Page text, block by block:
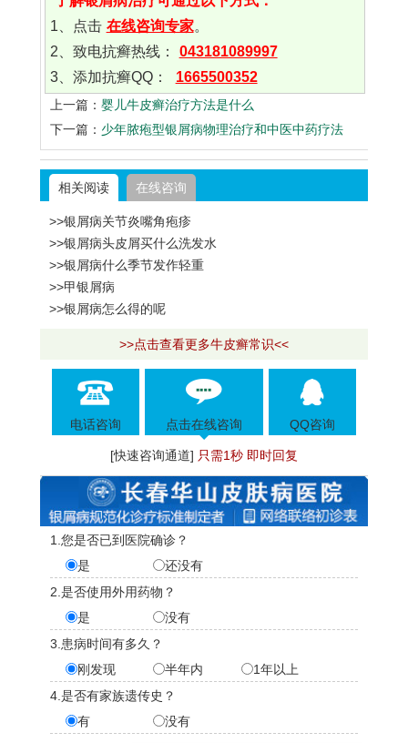
1、点击 在线咨询专家。
2、致电抗癣热线：
043181089997
3、添加抗癣QQ：
1665500352
上一篇： 婴儿牛皮癣治疗方法是什么
下一篇： 少年脓疱型银屑病物理治疗和中医中药疗法
相关阅读 在线咨询
>>银屑病关节炎嘴角疱疹
>>银屑病头皮屑买什么洗发水
>>银屑病什么季节发作轻重
>>甲银屑病
>>银屑病怎么得的呢
>>点击查看更多牛皮癣常识<<
电话咨询 点击在线咨询 QQ咨询
[快速咨询通道] 只需1秒 即时回复
1.您是否已到医院确诊？
是
还没有
2.是否使用外用药物？
是
没有
3.患病时间有多久？
刚发现
半年内
1年以上
4.是否有家族遗传史？
有
没有